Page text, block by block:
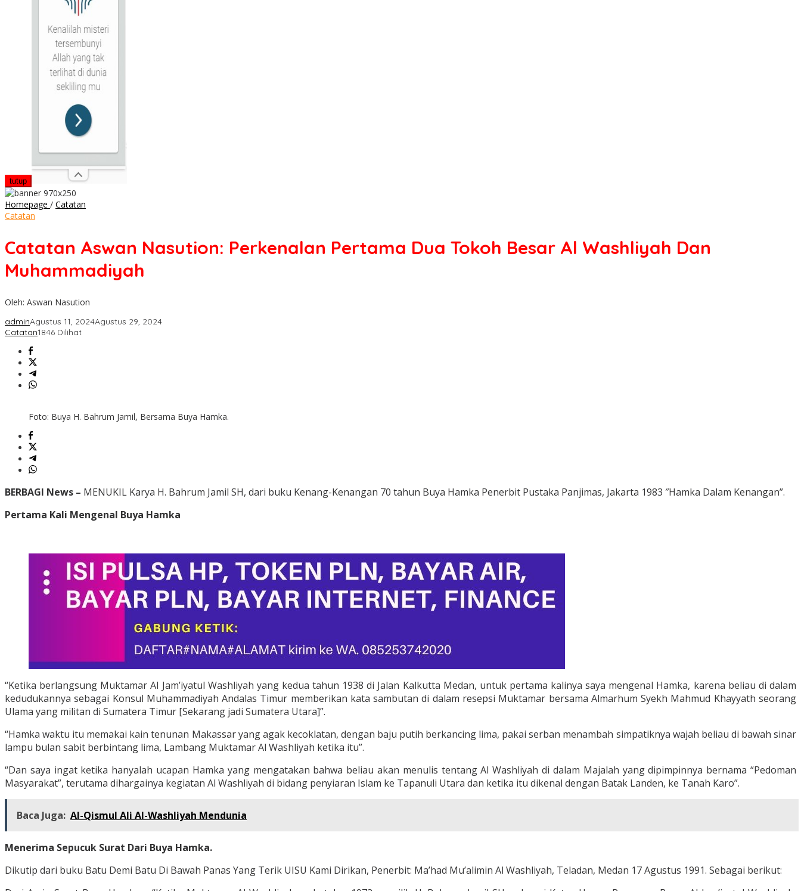
tutup
Homepage / Catatan
Pertama
Tokoh
Washliyah
Dan
Muhammadiyah
Catatan
Catatan Aswan Nasution: Perkenalan Pertama Dua Tokoh Besar Al Washliyah Dan
Muhammadiyah
Oleh: Aswan Nasution
adminAgustus 11, 2024Agustus 29, 2024
Catatan1846 Dilihat
Foto: Buya H. Bahrum Jamil, Bersama Buya Hamka.
BERBAGI News – MENUKIL Karya H. Bahrum Jamil SH, dari buku Kenang-Kenangan 70 tahun Buya Hamka Penerbit Pustaka Panjimas, Jakarta 1983 ″Hamka Dalam Kenangan”.
Pertama Kali Mengenal Buya Hamka
“Ketika berlangsung Muktamar Al Jam’iyatul Washliyah yang kedua tahun 1938 di Jalan Kalkutta Medan, untuk pertama kalinya saya mengenal Hamka, karena beliau di dalam
kedudukannya sebagai Konsul Muhammadiyah Andalas Timur memberikan kata sambutan di dalam resepsi Muktamar bersama Almarhum Syekh Mahmud Khayyath seorang
Ulama yang militan di Sumatera Timur [Sekarang jadi Sumatera Utara]”.
“Hamka waktu itu memakai kain tenunan Makassar yang agak kecoklatan, dengan baju putih berkancing lima, pakai serban menambah simpatiknya wajah beliau di bawah sinar
lampu bulan sabit berbintang lima, Lambang Muktamar Al Washliyah ketika itu”.
“Dan saya ingat ketika hanyalah ucapan Hamka yang mengatakan bahwa beliau akan menulis tentang Al Washliyah di dalam Majalah yang dipimpinnya bernama “Pedoman
Masyarakat”, terutama dihargainya kegiatan Al Washliyah di bidang penyiaran Islam ke Tapanuli Utara dan ketika itu dikenal dengan Batak Landen, ke Tanah Karo”.
Baca Juga: Al-Qismul Ali Al-Washliyah Mendunia
Menerima Sepucuk Surat Dari Buya Hamka.
Dikutip dari buku Batu Demi Batu Di Bawah Panas Yang Terik UISU Kami Dirikan, Penerbit: Ma’had Mu’alimin Al Washliyah, Teladan, Medan 17 Agustus 1991. Sebagai berikut: